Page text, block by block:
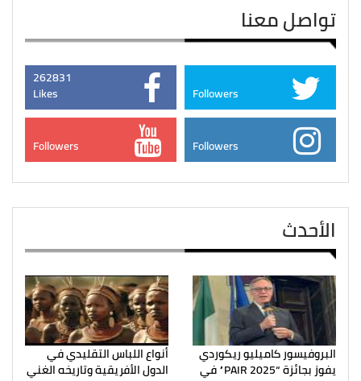
تواصل معنا
Followers
262831
Likes
Followers
Followers
الأحدث
البروفيسور كاميليو ريكوردي
يفوز بجائزة “PAIR 2025” في
أنواع اللباس التقليدي في
الدول الأفريقية وتاريخه الغني